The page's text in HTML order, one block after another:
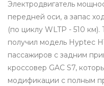
Электродвигатель
передней оси, а запас
(по циклу WLTP - 510
получил модель Hyptec
пассажиров с задним
кроссовер GAC S7,
модификации с полным